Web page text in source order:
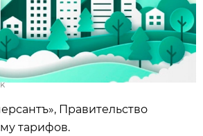
Правительство
тарифов.